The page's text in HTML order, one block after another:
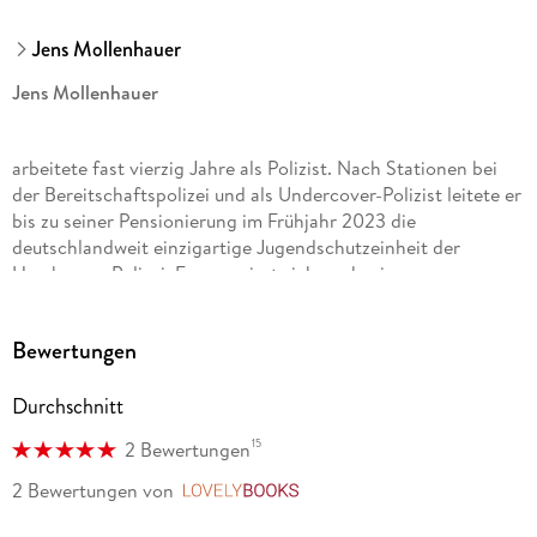
Jens Mollenhauer
Jens Mollenhauer
arbeitete fast vierzig Jahre als Polizist. Nach Stationen bei
der Bereitschaftspolizei und als Undercover-Polizist leitete er
bis zu seiner Pensionierung im Frühjahr 2023 die
deutschlandweit einzigartige Jugendschutzeinheit der
Hamburger Polizei. Er engagiert sich nach wie vor
lebt mit seiner Frau und seinen acht Kindern in der Nähe von
Axel Fischer
Bewertungen
Durchschnitt
2 Bewertungen15
2 Bewertungen von